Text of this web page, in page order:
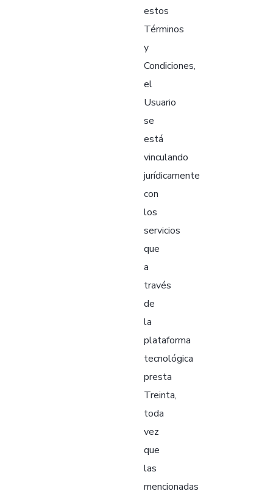
estos
Términos
y
Condiciones,
el
Usuario
se
está
vinculando
jurídicamente
con
los
servicios
que
a
través
de
la
plataforma
tecnológica
presta
Treinta,
toda
vez
que
las
mencionadas